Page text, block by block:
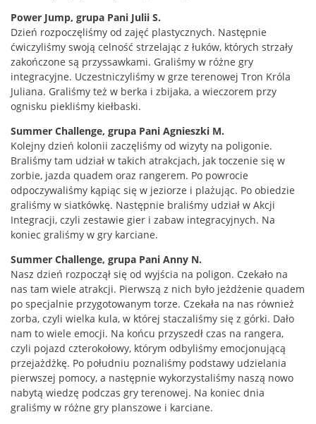
Power Jump, grupa Pani Julii S.
Dzień rozpoczęliśmy od zajęć plastycznych. Następnie
ćwiczyliśmy swoją celność strzelając z łuków, których strzały
zakończone są przyssawkami. Graliśmy w różne gry
integracyjne. Uczestniczyliśmy w grze terenowej Tron Króla
Juliana. Graliśmy też w berka i zbijaka, a wieczorem przy
ognisku piekliśmy kiełbaski.
Summer Challenge, grupa Pani Agnieszki M.
Kolejny dzień kolonii zaczęliśmy od wizyty na poligonie.
Braliśmy tam udział w takich atrakcjach, jak toczenie się w
zorbie, jazda quadem oraz rangerem. Po powrocie
odpoczywaliśmy kąpiąc się w jeziorze i plażując. Po obiedzie
graliśmy w siatkówkę. Następnie braliśmy udział w Akcji
Integracji, czyli zestawie gier i zabaw integracyjnych. Na
koniec graliśmy w gry karciane.
Summer Challenge, grupa Pani Anny N.
Nasz dzień rozpoczął się od wyjścia na poligon. Czekało na
nas tam wiele atrakcji. Pierwszą z nich było jeżdżenie quadem
po specjalnie przygotowanym torze. Czekała na nas również
zorba, czyli wielka kula, w której staczaliśmy się z górki. Dało
nam to wiele emocji. Na końcu przyszedł czas na rangera,
czyli pojazd czterokołowy, którym odbyliśmy emocjonującą
przejażdżkę. Po południu poznaliśmy podstawy udzielania
pierwszej pomocy, a następnie wykorzystaliśmy naszą nowo
nabytą wiedzę podczas gry terenowej. Na koniec dnia
graliśmy w różne gry planszowe i karciane.